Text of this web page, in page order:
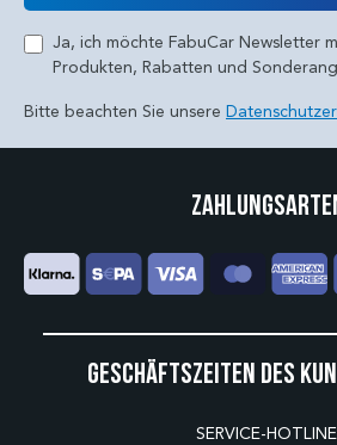
Ja, ich möchte FabuCar Newsletter
Produkten, Rabatten und
Bitte beachten Sie unsere
Geschäftszeiten des
SERVICE-